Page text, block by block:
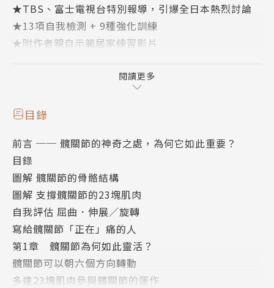
★TBS、富士電視台特別報導，引爆全日本熱烈討論
★13項自我檢測 + 9種強化訓練
★附作者親自示範居家練習影片
R 健身者提升肌力、強化體能
R 運動員成績突飛猛進
腰痛治不好、走路時腿不舒服、身體僵硬、姿勢不良，
問題根源可能是「髖關節」！
髖關節是人體中受力最大的關節，即使只是站著，髖關
節承受的負擔也很大，女性因為天生骨骼構造，髖關節
的負荷往往過大。肌力不夠、體重過重、運動過量，導
致髖關節過度使用，或是長時間維持同一個姿勢，髖關
節沒在動，都可能讓髖關節卡卡甚至疼痛。
閱讀更多
目錄
前言 ── 髖關節的神奇之處，為何它如此重要？
目錄
圖解 髖關節的骨骼結構
圖解 支撐髖關節的23塊肌肉
自我評估 屈曲．伸展／旋轉
寫給髖關節「正在」痛的人
第1章 髖關節為何如此靈活？
髖關節可以朝六個方向轉動
多達23塊肌肉參與髖關節的運作